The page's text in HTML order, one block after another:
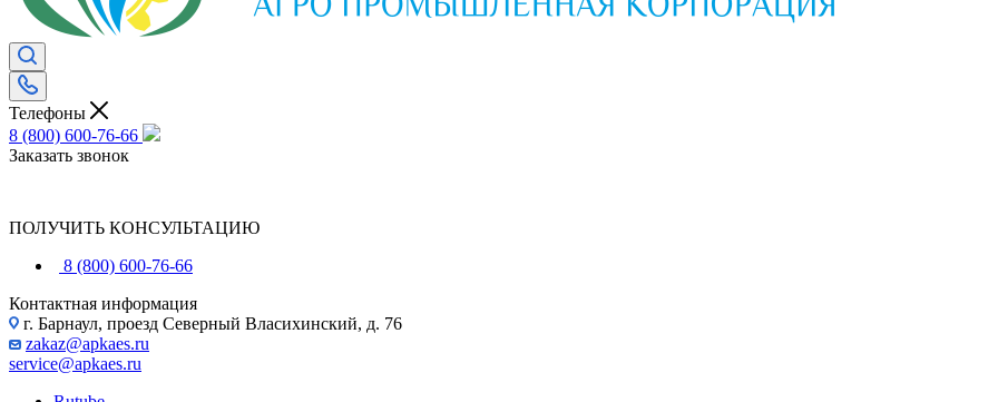
Телефоны
8 (800) 600-76-66
Заказать звонок
ПОЛУЧИТЬ КОНСУЛЬТАЦИЮ
8 (800) 600-76-66
Контактная информация
г. Барнаул, проезд Северный Власихинский, д. 76
zakaz@apkaes.ru
service@apkaes.ru